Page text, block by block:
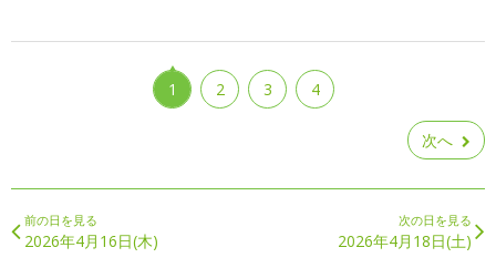
1 2 3 4
次へ
前の日を見る
2026年4月16日(木)
次の日を見る
2026年4月18日(土)